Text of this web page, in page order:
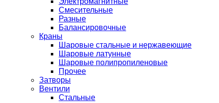
Смесительные
Разные
Балансировочные
Краны
Шаровые стальные и нержавеющие
Шаровые латунные
Шаровые полипропиленовые
Прочее
Затворы
Вентили
Стальные